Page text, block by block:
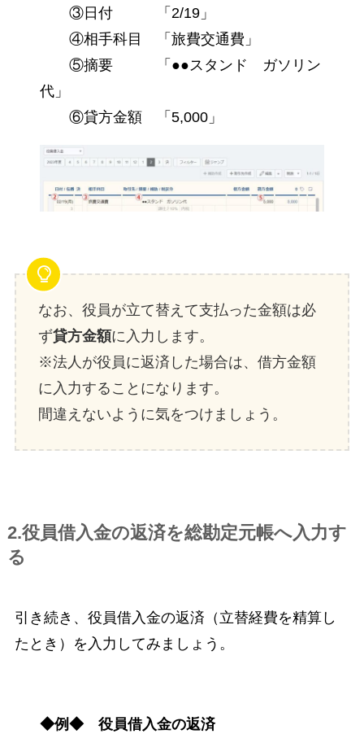
③日付 「2/19」
④相手科目 「旅費交通費」
⑤摘要 「●●スタンド ガソリン
代」
⑥貸方金額 「5,000」
なお、役員が立て替えて支払った金額は必
ず貸方金額に入力します。
※法人が役員に返済した場合は、借方金額
に入力することになります。
間違えないように気をつけましょう。
2.役員借入金の返済を総勘定元帳へ入力す
る
引き続き、役員借入金の返済（立替経費を精算し
たとき）を入力してみましょう。
◆例◆
役員借入金の返済